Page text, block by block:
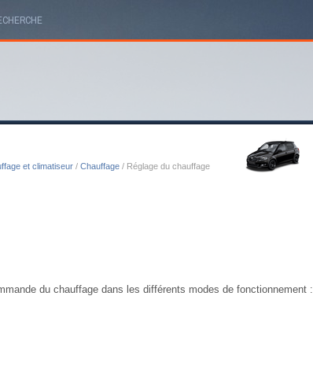
et climatiseur/ Chauffage/ Réglage du chauffage
du chauffage dans les différents modes de fonctionnement :